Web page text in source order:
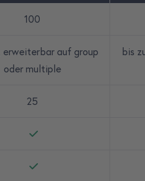
100
erweiterbar auf group
oder multiple
bis
25